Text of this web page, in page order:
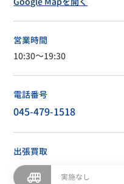
営業時間
10:30～19:30
電話番号
045-479-1518
出張買取
実施なし